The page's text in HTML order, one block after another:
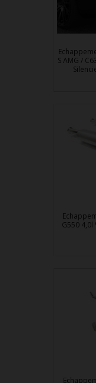
S AMG /
G550 4,0l